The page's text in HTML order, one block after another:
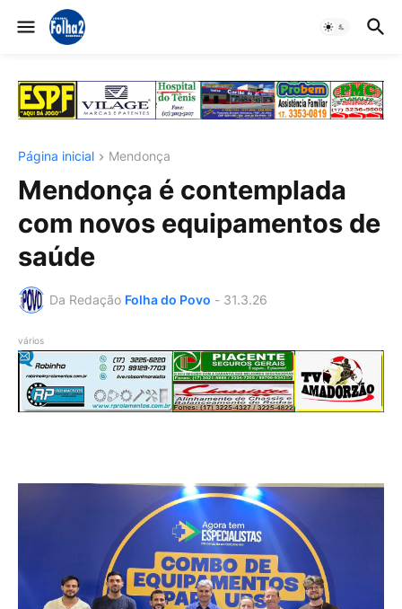
Página inicial Mendonça
Mendonça é contemplada
com novos equipamentos de
saúde
Da Redação Folha do Povo - 31.3.26
vários